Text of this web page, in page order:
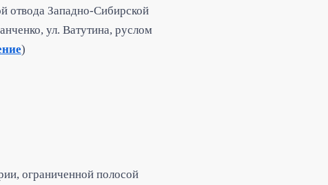
отвода Западно-Сибирской
ул. Ватутина, руслом
)
ограниченной полосой